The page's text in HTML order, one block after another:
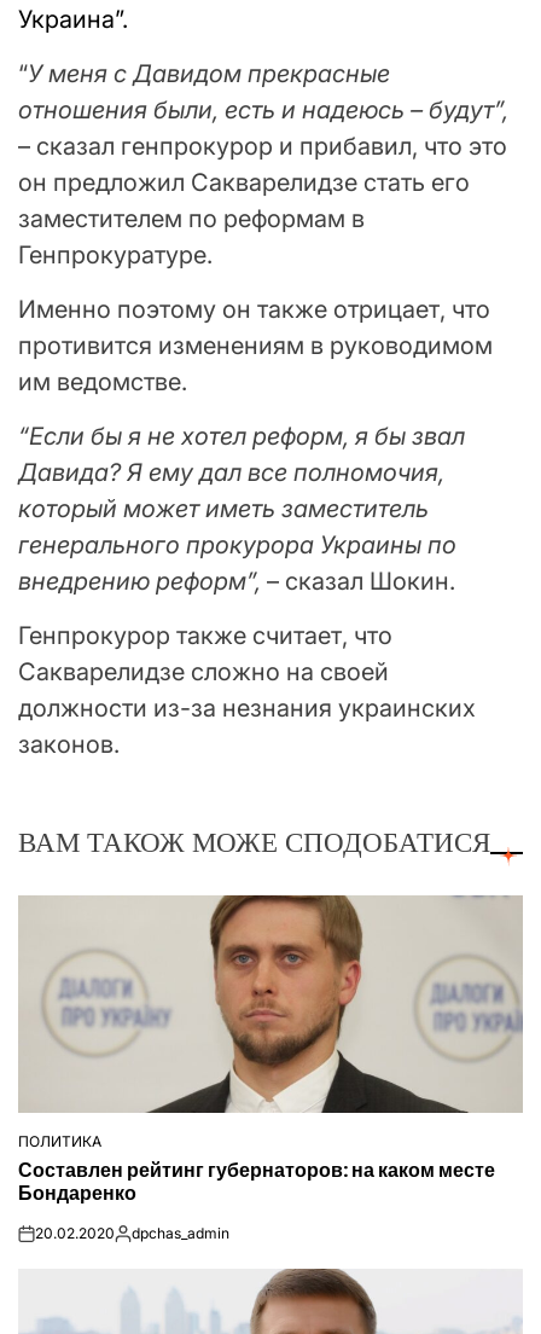
Украина”.
“У меня с Давидом прекрасные
отношения были, есть и надеюсь – будут”,
– сказал генпрокурор и прибавил, что это
он предложил Сакварелидзе стать его
заместителем по реформам в
Генпрокуратуре.
Именно поэтому он также отрицает, что
противится изменениям в руководимом
им ведомстве.
“Если бы я не хотел реформ, я бы звал
Давида? Я ему дал все полномочия,
который может иметь заместитель
генерального прокурора Украины по
внедрению реформ”, – сказал Шокин.
Генпрокурор также считает, что
Сакварелидзе сложно на своей
должности из-за незнания украинских
законов.
ВАМ ТАКОЖ МОЖЕ СПОДОБАТИСЯ
ОПУБЛІКУВАТИ
У
ПОЛИТИКА
Составлен рейтинг губернаторов: на каком месте
Бондаренко
on20.02.2020Опубліковано
dpchas_admin